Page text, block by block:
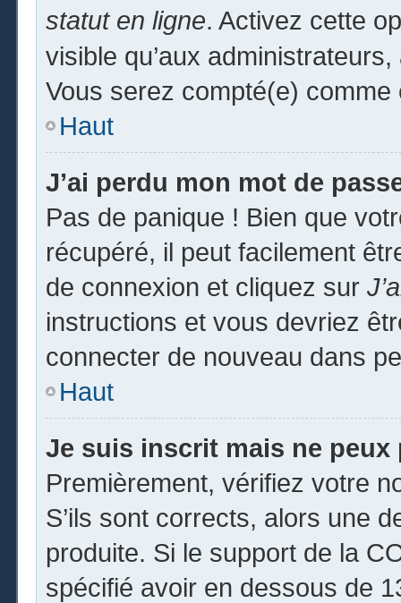
statut en ligne. Activez cette
visible qu’aux
Vous serez compté(e)
Haut
J’ai perdu mon mot de
Pas de panique ! Bien que
récupéré, il peut facilement
de connexion et cliquez sur
instructions et vous devriez
connecter de nouveau dans
Haut
Je suis inscrit mais ne peux
Premièrement, vérifiez votre
S’ils sont corrects, alors une
produite. Si le support de la
spécifié avoir en dessous de